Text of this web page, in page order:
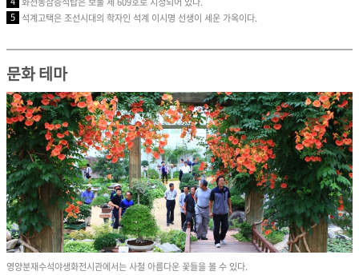
5 석계고택은 조선시대의 학자인 석계 이시명 선생이 세운 가옥이다.
문화 테마
영양분재수석야생화전시관에서는 사철 아름다운 꽃들을 볼 수 있다.